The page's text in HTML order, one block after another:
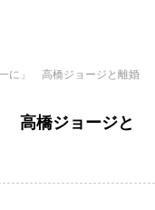
に」 高橋ジョージと離婚
高橋ジョージと